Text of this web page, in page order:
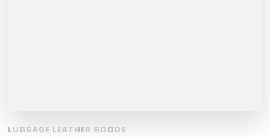
LUGGAGE LEATHER GOODS